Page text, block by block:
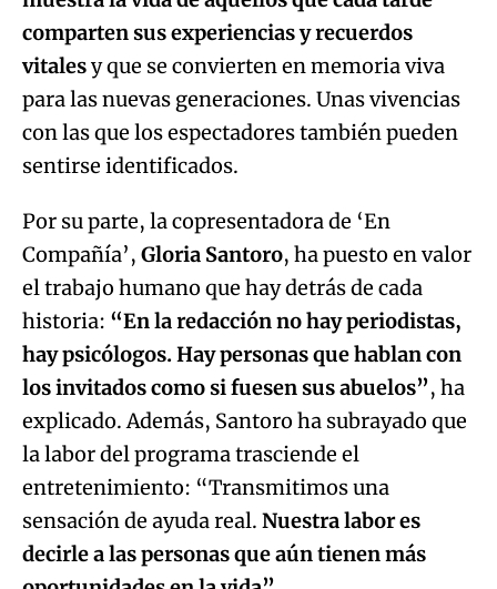
comparten sus experiencias y recuerdos
vitalesy que se convierten en memoria viva
para las nuevas generaciones. Unas vivencias
con las que los espectadores también pueden
sentirse identificados.
Por su parte, la copresentadora de ‘En
Compañía’, Gloria Santoro, ha puesto en valor
el trabajo humano que hay detrás de cada
historia: “En la redacción no hay periodistas,
hay psicólogos. Hay personas que hablan con
los invitados como si fuesen sus abuelos”, ha
explicado. Además, Santoro ha subrayado que
la labor del programa trasciende el
entretenimiento: “Transmitimos una
sensación de ayuda real. Nuestra labor es
decirle a las personas que aún tienen más